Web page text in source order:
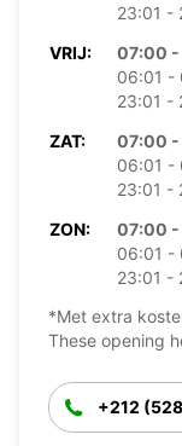
23:01 -
VRIJ:
07:00
06:01 -
23:01 -
ZAT:
07:00
06:01 -
23:01 -
ZON:
07:00
06:01 -
23:01 -
*Met extra
These opening
+212